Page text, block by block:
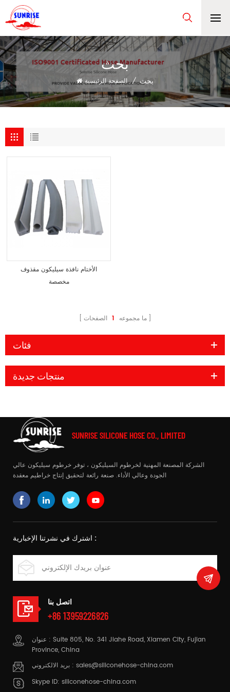
بحث
الصفحة الرئيسية / بحث
الأختام نافذة سيليكون مقذوف
مخصصة
ما مجموعه 1 الصفحات
فئات
منتجات جديدة
SUNRISE SILICONE HOSE CO., LIMITED
الشركة المصنعة المهنية لخرطوم السيليكون ، توفر خرطوم سيليكون عالي
الجودة وعالي الأداء. صنعة رائعة لتحقيق إنتاج خراطيم معقدة
اشترك في نشرتنا الإخبارية :
اتصل بنا
+86 13959226826
عنوان : Suite 805, No. 341 Jiahe Road, Xiamen City, Fujian
Province, China
بريد الالكتروني : sales@siliconehose-china.com
Skype ID: siliconehose-china.com